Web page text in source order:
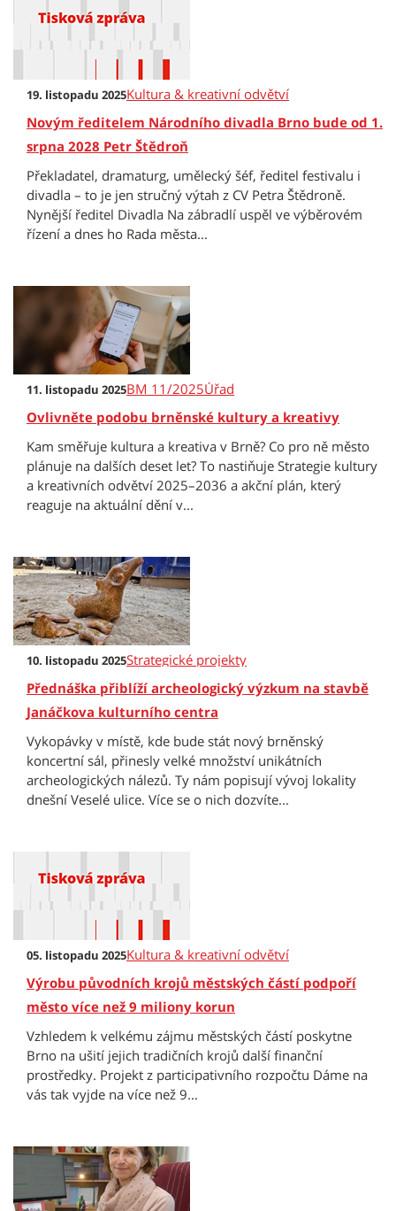
19. listopadu 2025Kultura & kreativní odvětví
Novým ředitelem Národního divadla Brno bude od 1.
srpna 2028 Petr Štědroň
Překladatel, dramaturg, umělecký šéf, ředitel festivalu i
divadla – to je jen stručný výtah z CV Petra Štědroně.
Nynější ředitel Divadla Na zábradlí uspěl ve výběrovém
řízení a dnes ho Rada města...
11. listopadu 2025BM 11/2025Úřad
Ovlivněte podobu brněnské kultury a kreativy
Kam směřuje kultura a kreativa v Brně? Co pro ně město
plánuje na dalších deset let? To nastiňuje Strategie kultury
a kreativních odvětví 2025–2036 a akční plán, který
reaguje na aktuální dění v...
10. listopadu 2025Strategické projekty
Přednáška přiblíží archeologický výzkum na stavbě
Janáčkova kulturního centra
Vykopávky v místě, kde bude stát nový brněnský
koncertní sál, přinesly velké množství unikátních
archeologických nálezů. Ty nám popisují vývoj lokality
dnešní Veselé ulice. Více se o nich dozvíte...
05. listopadu 2025Kultura & kreativní odvětví
Výrobu původních krojů městských částí podpoří
město více než 9 miliony korun
Vzhledem k velkému zájmu městských částí poskytne
Brno na ušití jejich tradičních krojů další finanční
prostředky. Projekt z participativního rozpočtu Dáme na
vás tak vyjde na více než 9...